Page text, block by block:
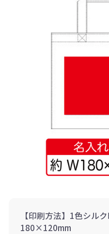
【印刷方法】1色シル
180×120mm